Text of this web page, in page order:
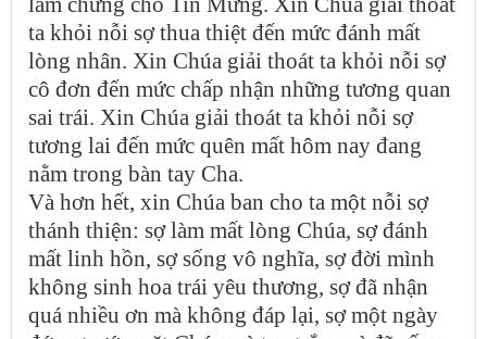
ta khỏi nỗi sợ thua thiệt đến mức đánh mất
lòng nhân. Xin Chúa giải thoát ta khỏi nỗi sợ
cô đơn đến mức chấp nhận những tương quan
sai trái. Xin Chúa giải thoát ta khỏi nỗi sợ
tương lai đến mức quên mất hôm nay đang
nằm trong bàn tay Cha.
Và hơn hết, xin Chúa ban cho ta một nỗi sợ
thánh thiện: sợ làm mất lòng Chúa, sợ đánh
mất linh hồn, sợ sống vô nghĩa, sợ đời mình
không sinh hoa trái yêu thương, sợ đã nhận
quá nhiều ơn mà không đáp lại, sợ một ngày